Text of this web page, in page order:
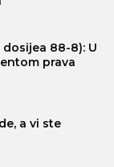
88-8): U
prava
a vi ste